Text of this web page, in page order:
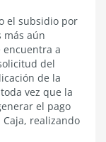
el subsidio por
más aún
a
del
de la
vez que la
el pago
realizando